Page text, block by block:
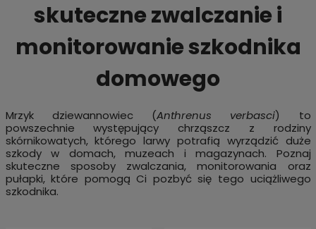
skuteczne zwalczanie i
monitorowanie szkodnika
domowego
Mrzyk dziewannowiec (Anthrenus verbasci) to
powszechnie występujący chrząszcz z rodziny
skórnikowatych, którego larwy potrafią wyrządzić duże
szkody w domach, muzeach i magazynach. Poznaj
skuteczne sposoby zwalczania, monitorowania oraz
pułapki, które pomogą Ci pozbyć się tego uciążliwego
szkodnika.